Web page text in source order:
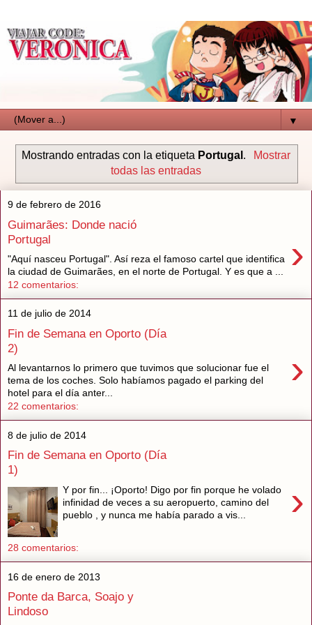
▼
Mostrando entradas con la etiqueta Portugal .
Mostrar
todas las entradas
9 de febrero de 2016
Guimarães: Donde nació
Portugal
›
"Aquí nasceu Portugal". Así reza el famoso cartel que identifica
la ciudad de Guimarães, en el norte de Portugal. Y es que a ...
12 comentarios:
11 de julio de 2014
Fin de Semana en Oporto (Día
2)
›
Al levantarnos lo primero que tuvimos que solucionar fue el
tema de los coches. Solo habíamos pagado el parking del
hotel para el día anter...
22 comentarios:
8 de julio de 2014
Fin de Semana en Oporto (Día
1)
›
Y por fin... ¡Oporto! Digo por fin porque he volado
infinidad de veces a su aeropuerto, camino del
pueblo , y nunca me había parado a vis...
28 comentarios:
16 de enero de 2013
Ponte da Barca, Soajo y
Lindoso